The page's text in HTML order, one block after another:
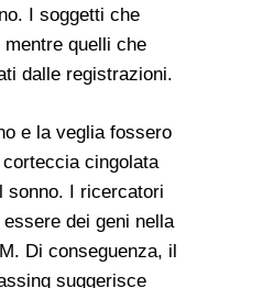
I soggetti che
quelli che
dalle registrazioni.
e la veglia fossero
cingolata
sonno. I ricercatori
dei geni nella
Di conseguenza, il
suggerisce